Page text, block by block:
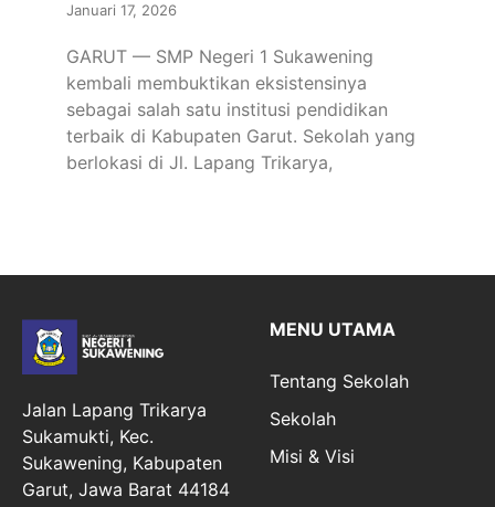
Januari 17, 2026
GARUT — SMP Negeri 1 Sukawening
kembali membuktikan eksistensinya
sebagai salah satu institusi pendidikan
terbaik di Kabupaten Garut. Sekolah yang
berlokasi di Jl. Lapang Trikarya,
Jalan Lapang Trikarya
Sukamukti, Kec.
Sukawening, Kabupaten
Garut, Jawa Barat 44184
MENU UTAMA
Tentang Sekolah
Sekolah
Misi & Visi